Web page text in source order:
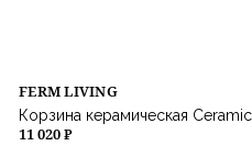
FERM LIVING
Корзина керамическая
11 020 ₽